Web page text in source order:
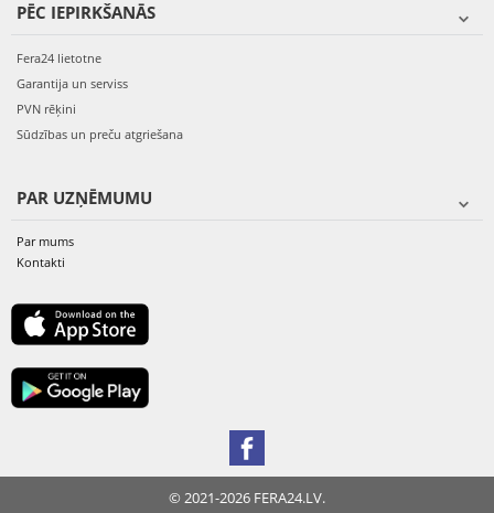
PĒC IEPIRKŠANĀS
Fera24 lietotne
Garantija un serviss
PVN rēķini
Sūdzības un preču atgriešana
PAR UZŅĒMUMU
Par mums
Kontakti
© 2021-2026 FERA24.LV.